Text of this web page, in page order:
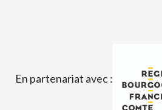
En partenariat avec :